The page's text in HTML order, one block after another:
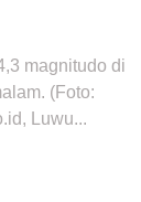
magnitudo di
(Foto:
Luwu...